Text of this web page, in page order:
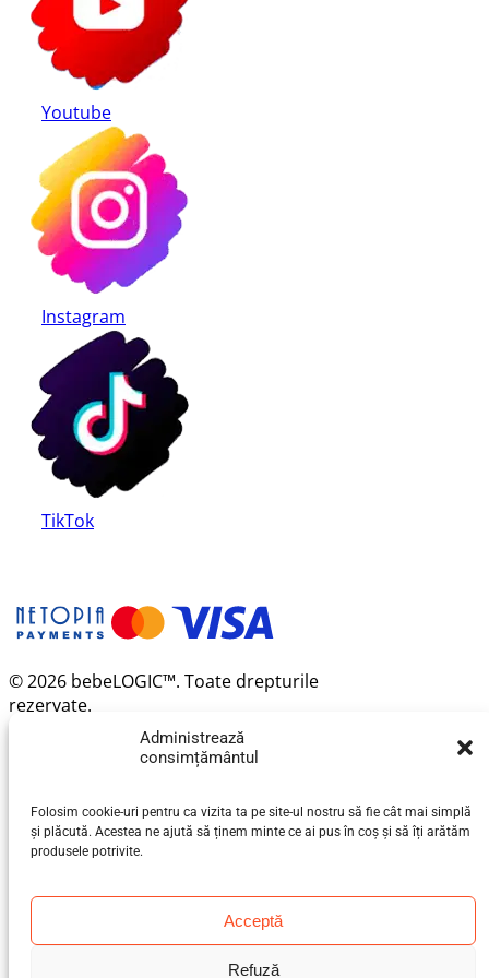
Administrează
consimțământul
Folosim cookie-uri pentru ca vizita ta pe site-ul nostru să fie cât mai simplă
și plăcută. Acestea ne ajută să ținem minte ce ai pus în coș și să îți arătăm
produsele potrivite.
Acceptă
Refuză
Youtube
Instagram
TikTok
© 2026 bebeLOGIC™. Toate drepturile
rezervate.